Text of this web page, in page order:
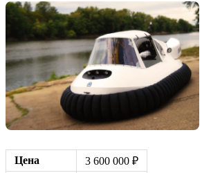
Цена
3 600 000 ₽